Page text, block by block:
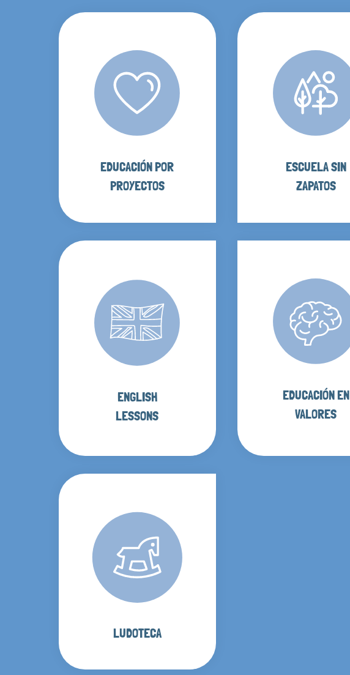
EDUCACIÓN POR
PROYECTOS
ESCUELA SIN
ZAPATOS
ENGLISH
LESSONS
EDUCACIÓN EN
VALORES
LUDOTECA